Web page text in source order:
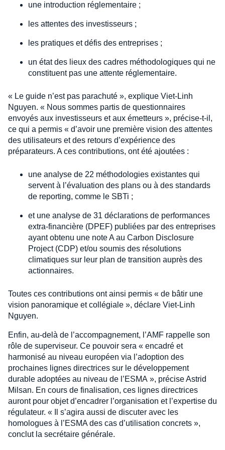
une introduction réglementaire ;
les attentes des investisseurs ;
les pratiques et défis des entreprises ;
un état des lieux des cadres méthodologiques qui ne
constituent pas une attente réglementaire.
« Le guide n’est pas parachuté », explique Viet-Linh
Nguyen. « Nous sommes partis de questionnaires
envoyés aux investisseurs et aux émetteurs », précise-t-il,
ce qui a permis « d’avoir une première vision des attentes
des utilisateurs et des retours d’expérience des
préparateurs. A ces contributions, ont été ajoutées :
une analyse de 22 méthodologies existantes qui
servent à l’évaluation des plans ou à des standards
de reporting, comme le SBTi ;
et une analyse de 31 déclarations de performances
extra-financière (DPEF) publiées par des entreprises
ayant obtenu une note A au Carbon Disclosure
Project (CDP) et/ou soumis des résolutions
climatiques sur leur plan de transition auprès des
actionnaires.
Toutes ces contributions ont ainsi permis « de bâtir une
vision panoramique et collégiale », déclare Viet-Linh
Nguyen.
Enfin, au-delà de l’accompagnement, l’AMF rappelle son
rôle de superviseur. Ce pouvoir sera « encadré et
harmonisé au niveau européen via l’adoption des
prochaines lignes directrices sur le développement
durable adoptées au niveau de l’ESMA », précise Astrid
Milsan. En cours de finalisation, ces lignes directrices
auront pour objet d’encadrer l’organisation et l’expertise du
régulateur. « Il s’agira aussi de discuter avec les
homologues à l’ESMA des cas d’utilisation concrets »,
conclut la secrétaire générale.